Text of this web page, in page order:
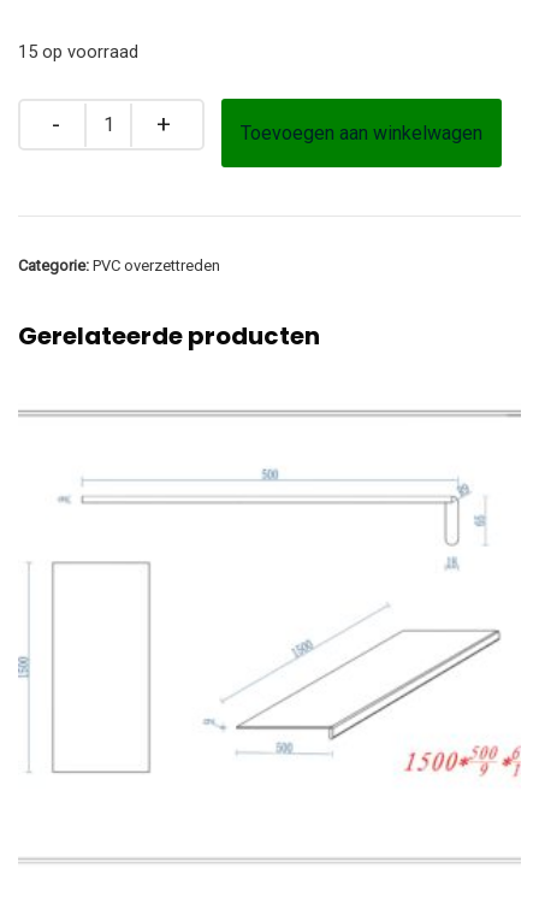
15 op voorraad
Toevoegen aan winkelwagen
Categorie: PVC overzettreden
Gerelateerde producten